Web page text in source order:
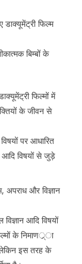
डाक्यूमेंट्री फिल्म
बिम्बों के
फिल्मों में
के जीवन से
पर आधारित
आदि विषयों से जुड़े
अपराध और विज्ञान
आदि विषयों
के निमाणर््ा
इस तरह के